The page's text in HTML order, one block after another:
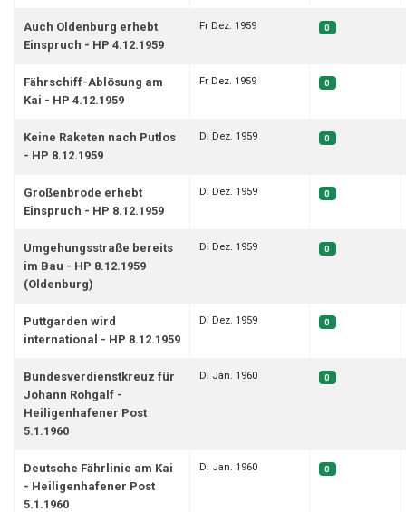
Auch Oldenburg erhebt
Einspruch - HP 4.12.1959
Fr Dez. 1959 0
Fährschiff-Ablösung am
Kai - HP 4.12.1959
Fr Dez. 1959 0
Keine Raketen nach Putlos
- HP 8.12.1959
Di Dez. 1959 0
Großenbrode erhebt
Einspruch - HP 8.12.1959
Di Dez. 1959 0
Umgehungsstraße bereits
im Bau - HP 8.12.1959
(Oldenburg)
Di Dez. 1959 0
Puttgarden wird
international - HP 8.12.1959
Di Dez. 1959 0
Bundesverdienstkreuz für
Johann Rohgalf -
Heiligenhafener Post
5.1.1960
Di Jan. 1960 0
Deutsche Fährlinie am Kai
- Heiligenhafener Post
5.1.1960
Di Jan. 1960 0